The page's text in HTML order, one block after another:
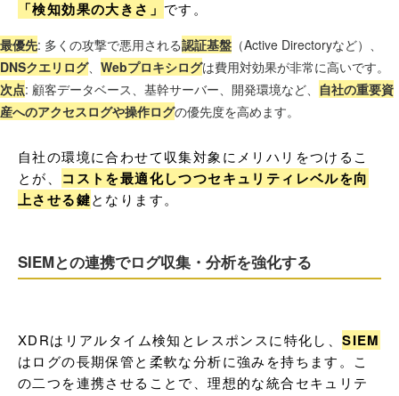
「検知効果の大きさ」 です。
最優先: 多くの攻撃で悪用される認証基盤 （Active Directoryなど）、
DNSクエリログ、 Webプロキシログは費用対効果が非常に高いです。
次点: 顧客データベース、基幹サーバー、開発環境など、 自社の重要資
産へのアクセスログや操作ログの優先度を高めます。
自社の環境に合わせて収集対象にメリハリをつけるこ
とが、 コストを最適化しつつセキュリティレベルを向
上させる鍵となります。
SIEMとの連携でログ収集・分析を強化する
XDRはリアルタイム検知とレスポンスに特化し、SIEM
はログの長期保管と柔軟な分析に強みを持ちます。こ
の二つを連携させることで、理想的な統合セキュリテ